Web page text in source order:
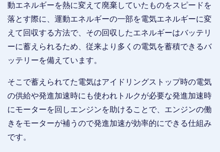
動エネルギーを熱に変えて廃棄していたものをスピードを
落とす際に、運動エネルギーの一部を電気エネルギーに変
えて回収する方法で、その回収したエネルギーはバッテリ
ーに蓄えられるため、従来より多くの電気を蓄積できるバ
ッテリーを備えています。
そこで蓄えられてた電気はアイドリングストップ時の電気
の供給や発進加速時にも使われトルクが必要な発進加速時
にモーターを回しエンジンを助けることで、エンジンの働
きをモーターが補うので発進加速が効率的にできる仕組み
です。